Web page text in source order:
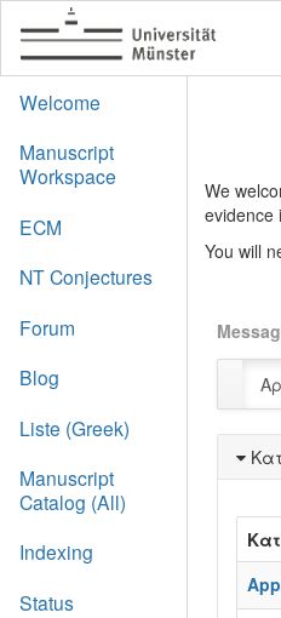
Welcome
Manuscript
Workspace
ECM
NT Conjectures
Forum
Blog
Liste (Greek)
Manuscript
Catalog (All)
Indexing
Status
We
evidence
You will